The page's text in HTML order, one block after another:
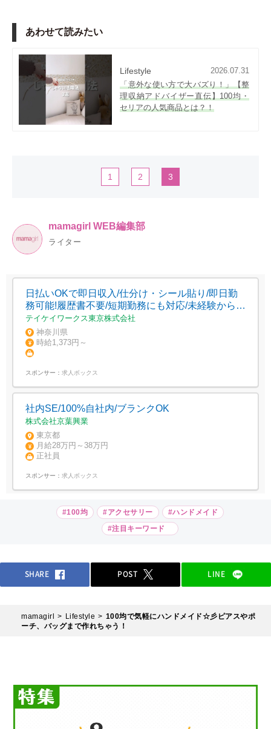
あわせて読みたい
Lifestyle
2026.07.31
「意外な使い方で大バズり！」【整
理収納アドバイザー直伝】100均・
セリアの人気商品とは？！
1 2 3
mamagirl WEB編集部
ライター
日払いOKで即日収入/仕分け・シール貼り/即日勤
務可能!履歴書不要/短期勤務にも対応/未経験からす
ぐ覚えられるシンプルワーク!週1日～働ける/WEB
登録OK
テイケイワークス東京株式会社
神奈川県
時給1,373円～
スポンサー： 求人ボックス
社内SE/100%自社内/ブランクOK
株式会社京葉興業
東京都
月給28万円～38万円
正社員
スポンサー： 求人ボックス
#100均 #アクセサリー
#ハンドメイド
#注目キーワード
SHARE POST LINE
mamagirl Lifestyle
100均で気軽にハンドメイド☆彡ピアスやポ
ーチ、バッグまで作れちゃう！